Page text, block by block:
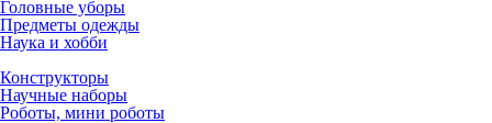
Головные уборы
Предметы одежды
Наука и хобби
Конструкторы
Научные наборы
Роботы, мини роботы